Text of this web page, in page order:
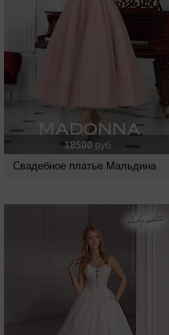
18500 руб.
Свадебное платье Мальдина